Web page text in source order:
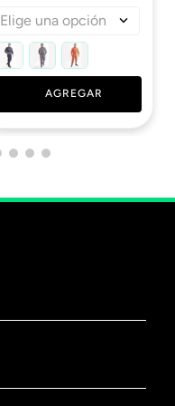
Elige una opción
AGREGAR